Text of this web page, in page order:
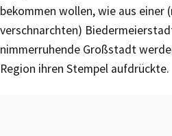
bekommen wollen, wie aus einer
verschnarchten)
nimmerruhende Großstadt
Region ihren Stempel aufdrückte.